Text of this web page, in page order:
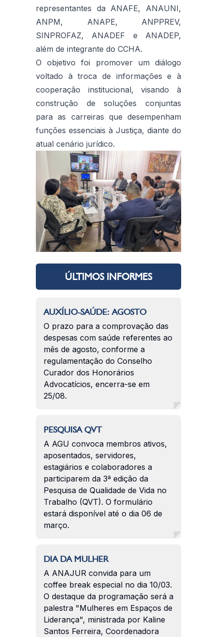
representantes da ANAFE, ANAUNI,
ANPM, ANAPE, ANPPREV,
SINPROFAZ, ANADEF e ANADEP,
além de integrante do CCHA.
O objetivo foi promover um diálogo
voltado à troca de informações e à
cooperação institucional, visando à
construção de soluções conjuntas
para as carreiras que desempenham
funções essenciais à Justiça, diante do
atual cenário jurídico.
ÚLTIMOS INFORMES
AUXÍLIO-SAÚDE: AGOSTO
O prazo para a comprovação das
despesas com saúde referentes ao
mês de agosto, conforme a
regulamentação do Conselho
Curador dos Honorários
Advocatícios, encerra-se em
25/08.
PESQUISA QVT
A AGU convoca membros ativos,
aposentados, servidores,
estagiários e colaboradores a
participarem da 3ª edição da
Pesquisa de Qualidade de Vida no
Trabalho (QVT). O formulário
estará disponível até o dia 06 de
março.
DIA DA MULHER
A ANAJUR convida para um
coffee break especial no dia 10/03.
O destaque da programação será a
palestra "Mulheres em Espaços de
Liderança", ministrada por Kaline
Santos Ferreira, Coordenadora